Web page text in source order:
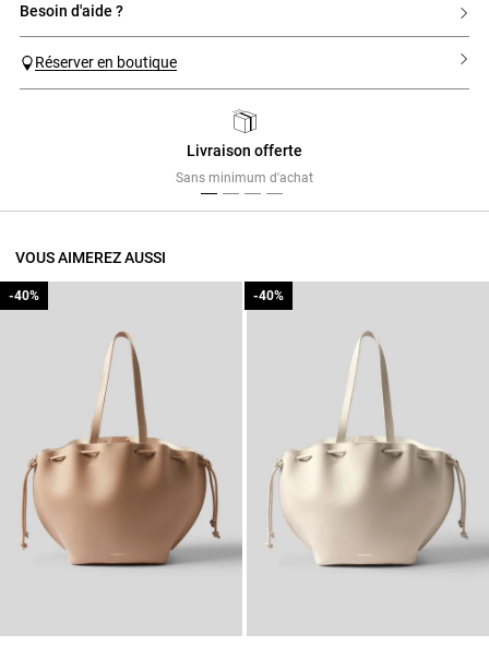
besoin d'aide ?
Réserver en boutique
Livraison offerte
Sans minimum d'achat
VOUS AIMEREZ AUSSI
-40%
-40% -40%
-40%